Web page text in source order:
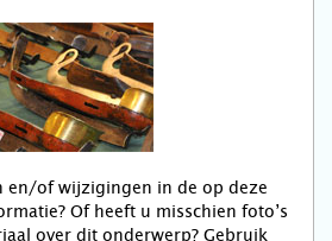
en/of wijzigingen in de op deze
Of heeft u misschien foto’s
over dit onderwerp? Gebruik